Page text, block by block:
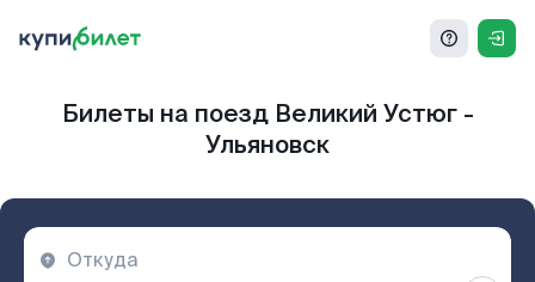
Билеты на поезд Великий Устюг -
Ульяновск